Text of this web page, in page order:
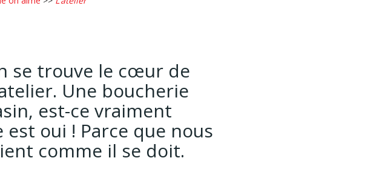
se trouve le cœur de
Une boucherie
est-ce vraiment
oui ! Parce que nous
comme il se doit.